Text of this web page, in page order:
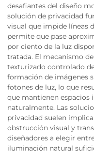
desafiantes del diseño
solución de privacidad
visual que impide líneas
permite que pase
por ciento de la luz
tratada. El mecanismo
texturizado controlado
formación de imágenes
fotones de luz, lo que
que mantienen
naturalmente. Las
privacidad suelen
obstrucción visual y
diseñadores a elegir
iluminación natural